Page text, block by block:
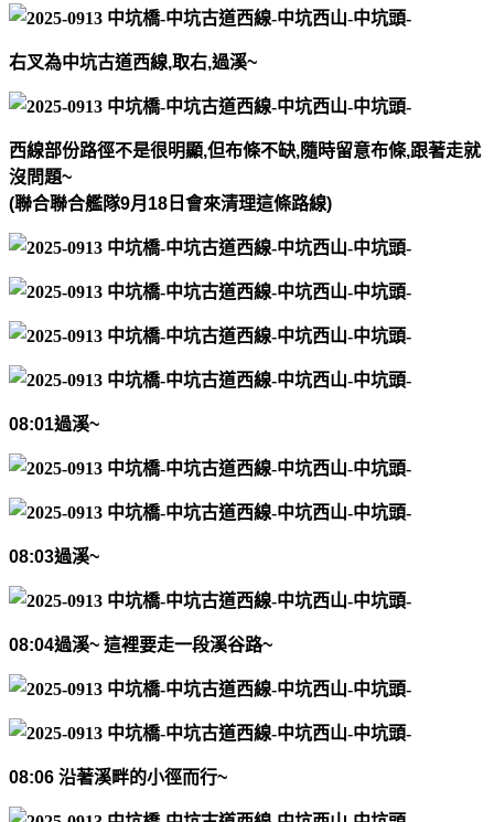
右叉為中坑古道西線,取右,過溪~
西線部份路徑不是很明顯,但布條不缺,隨時留意布條,跟著走就
沒問題~
(聯合聯合艦隊9月 18 日會來清理這條路線)
08:01過溪~
08:03過溪~
08:04過溪~ 這裡要走一段溪谷路~
08:06 沿著溪畔的小徑而行~